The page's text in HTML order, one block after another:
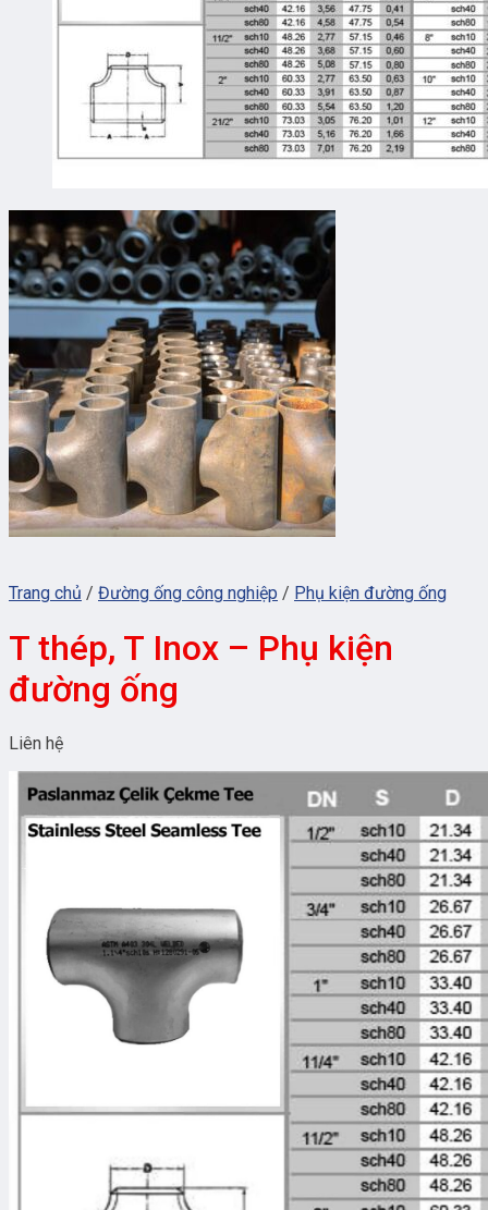
Trang chủ / Đường ống công nghiệp / Phụ kiện đường ống
T thép, T Inox – Phụ kiện
đường ống
Liên hệ